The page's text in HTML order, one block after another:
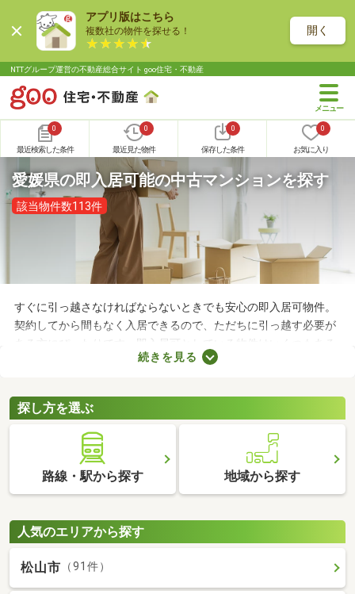
アプリ版はこちら
複数社の物件を探せる！ 開く
NTTグループ運営の不動産総合サイト goo住宅・不動産
0
最近検索した条件
0
最近見た物件
0
保存した条件
0
お気に入り
愛媛県の即入居可能の中古マンションを探す
該当物件数113件
すぐに引っ越さなければならないときでも安心の即入居可物件。
契約してから間もなく入居できるので、ただちに引っ越す必要が
ある方にぴったりです。即入居可としている物件はいくつもある
ので、間取りや購入費用、設備をチェックしたうえで決めましょ
可の中古マンションを紹介します。
続きを見る
探し方を選ぶ
路線・駅から探す 地域から探す
人気のエリアから探す
松山市 （91件）